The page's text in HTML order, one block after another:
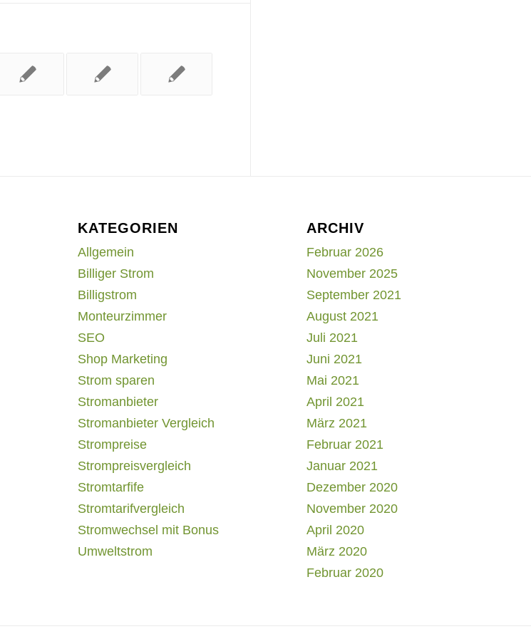
KATEGORIEN
Allgemein
Billiger Strom
Billigstrom
Monteurzimmer
SEO
Shop Marketing
Strom sparen
Stromanbieter
Stromanbieter Vergleich
Strompreise
Strompreisvergleich
Stromtarfife
Stromtarifvergleich
Stromwechsel mit Bonus
Umweltstrom
ARCHIV
Februar 2026
November 2025
September 2021
August 2021
Juli 2021
Juni 2021
Mai 2021
April 2021
März 2021
Februar 2021
Januar 2021
Dezember 2020
November 2020
April 2020
März 2020
Februar 2020